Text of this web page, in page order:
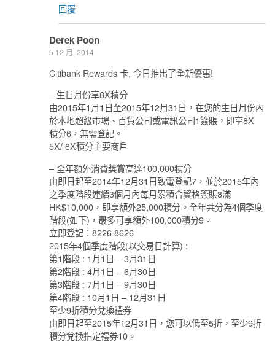
回覆
Derek Poon
5 12 月, 2014
Citibank Rewards 卡, 今日推出了全新優惠!
– 生日月份享8X積分
由2015年1月1日至2015年12月31日，在您的生日月份內
於本地超級市場、百貨公司或電訊公司1簽賬，即享8X
積分6，無需登記。
5X/ 8X積分主要商戶
– 全年額外消費獎賞高達100,000積分
由即日起至2014年12月31日致電登記7，並於2015年內
之季度階段連續3個月內每月累積合資格簽賬8滿
HK$10,000，即享額外25,000積分。全年共分為4個季度
階段(如下)，最多可享額外100,000積分9。
立即登記：8226 8626
2015年4個季度階段(以交易日計算) :
第1階段 : 1月1日 – 3月31日
第2階段 : 4月1日 – 6月30日
第3階段 : 7月1日 – 9月30日
第4階段 : 10月1日 – 12月31日
至少9折積分兌換禮券
由即日起至2015年12月31日，您可以低至5折，至少9折
積分兌換指定禮券10。